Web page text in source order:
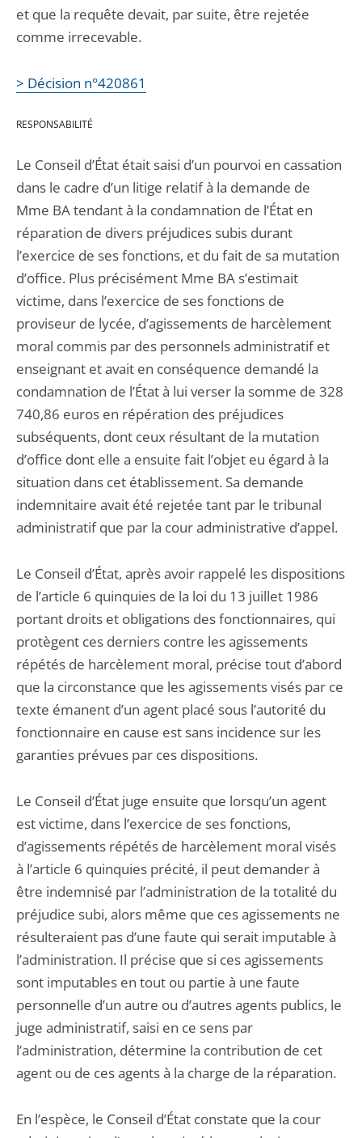
et que la requête devait, par suite, être rejetée
comme irrecevable.
> Décision n°420861
RESPONSABILITÉ
Le Conseil d’État était saisi d’un pourvoi en cassation
dans le cadre d’un litige relatif à la demande de
Mme BA tendant à la condamnation de l’État en
réparation de divers préjudices subis durant
l’exercice de ses fonctions, et du fait de sa mutation
d’office. Plus précisément Mme BA s’estimait
victime, dans l’exercice de ses fonctions de
proviseur de lycée, d’agissements de harcèlement
moral commis par des personnels administratif et
enseignant et avait en conséquence demandé la
condamnation de l’État à lui verser la somme de 328
740,86 euros en répération des préjudices
subséquents, dont ceux résultant de la mutation
d’office dont elle a ensuite fait l’objet eu égard à la
situation dans cet établissement. Sa demande
indemnitaire avait été rejetée tant par le tribunal
administratif que par la cour administrative d’appel.
Le Conseil d’État, après avoir rappelé les dispositions
de l’article 6 quinquies de la loi du 13 juillet 1986
portant droits et obligations des fonctionnaires, qui
protègent ces derniers contre les agissements
répétés de harcèlement moral, précise tout d’abord
que la circonstance que les agissements visés par ce
texte émanent d’un agent placé sous l’autorité du
fonctionnaire en cause est sans incidence sur les
garanties prévues par ces dispositions.
Le Conseil d’État juge ensuite que lorsqu’un agent
est victime, dans l’exercice de ses fonctions,
d’agissements répétés de harcèlement moral visés
à l’article 6 quinquies précité, il peut demander à
être indemnisé par l’administration de la totalité du
préjudice subi, alors même que ces agissements ne
résulteraient pas d’une faute qui serait imputable à
l’administration. Il précise que si ces agissements
sont imputables en tout ou partie à une faute
personnelle d’un autre ou d’autres agents publics, le
juge administratif, saisi en ce sens par
l’administration, détermine la contribution de cet
agent ou de ces agents à la charge de la réparation.
En l’espèce, le Conseil d’État constate que la cour